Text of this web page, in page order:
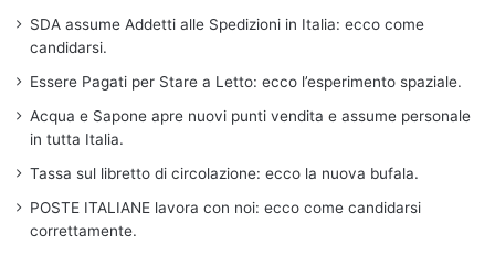
SDA assume Addetti alle Spedizioni in Italia: ecco come
candidarsi.
Essere Pagati per Stare a Letto: ecco l’esperimento spaziale.
Acqua e Sapone apre nuovi punti vendita e assume personale
in tutta Italia.
Tassa sul libretto di circolazione: ecco la nuova bufala.
POSTE ITALIANE lavora con noi: ecco come candidarsi
correttamente.